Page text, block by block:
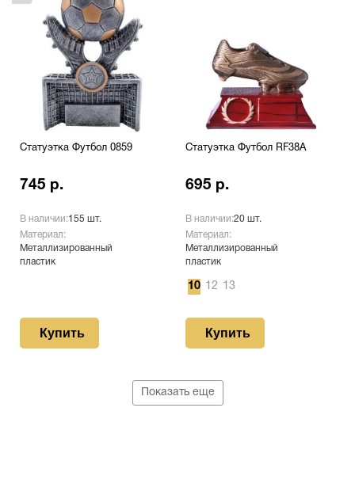
Статуэтка Футбол 0859
745 р.
В наличии:155 шт.
Материал:
Металлизированный
пластик
Купить
Статуэтка Футбол RF38A
695 р.
В наличии:20 шт.
Материал:
Металлизированный
пластик
10 12 13
Купить
Показать еще